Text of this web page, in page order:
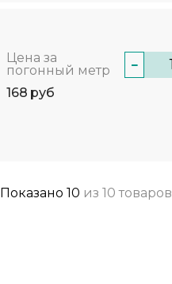
Цена за
погонный метр
168 руб
−
Показано 10 из 10 товаров